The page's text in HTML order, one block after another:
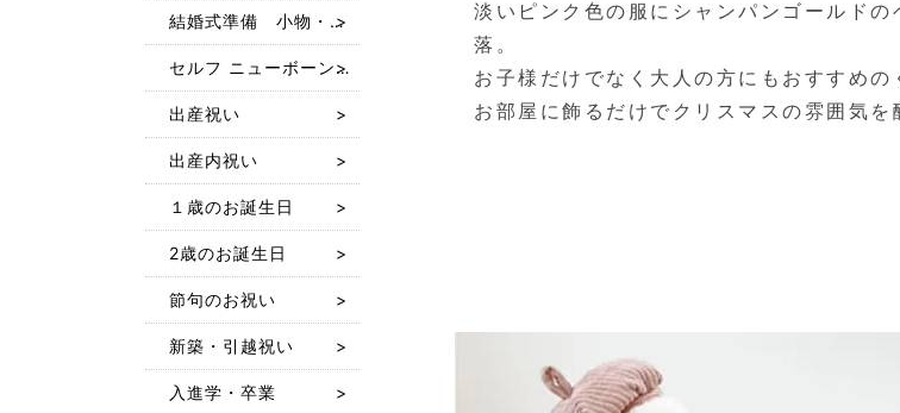
淡いピンク色の服にシャンパンゴールド
落。
お子様だけでなく大人の方にもおすすめの
お部屋に飾るだけでクリスマスの雰囲気
結婚式準備 小物・ギフト
セルフ ニューボーン フォト レンタル
出産祝い
出産内祝い
１歳のお誕生日
2歳のお誕生日
節句のお祝い
新築・引越祝い
入進学・卒業